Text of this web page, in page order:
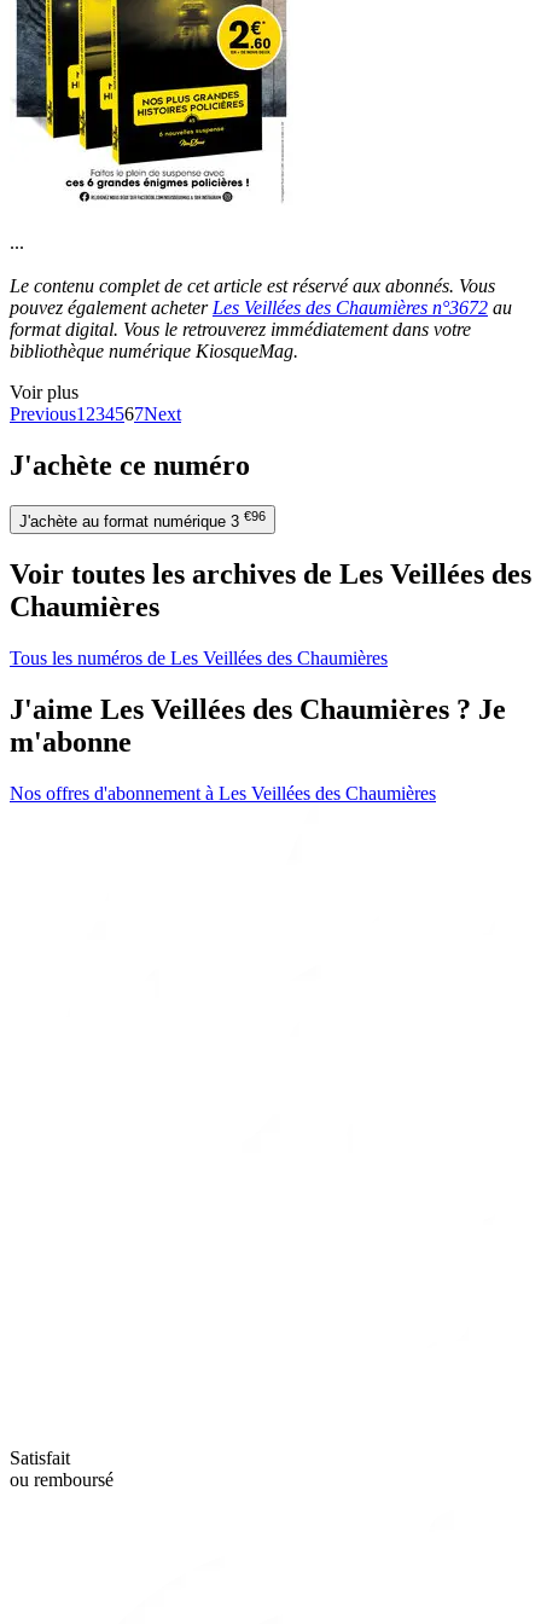
...
Le contenu complet de cet article est réservé aux abonnés. Vous
pouvez également acheter Les Veillées des Chaumières n°3672 au
format digital. Vous le retrouverez immédiatement dans votre
bibliothèque numérique KiosqueMag.
Voir plus
Previous1 234567Next
J'achète ce numéro
J'achète au format numérique 3 €96
Voir toutes les archives de Les Veillées des
Chaumières
Tous les numéros de Les Veillées des Chaumières
J'aime Les Veillées des Chaumières ? Je
m'abonne
Nos offres d'abonnement à Les Veillées des Chaumières
Satisfait
ou remboursé